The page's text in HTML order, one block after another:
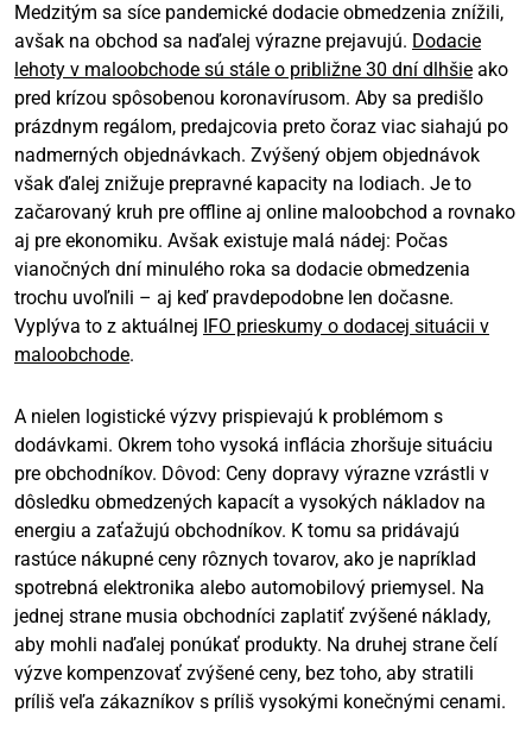
Medzitým sa síce pandemické dodacie obmedzenia znížili,
avšak na obchod sa naďalej výrazne prejavujú. Dodacie
lehoty v maloobchode sú stále o približne 30 dní dlhšie ako
pred krízou spôsobenou koronavírusom. Aby sa predišlo
prázdnym regálom, predajcovia preto čoraz viac siahajú po
nadmerných objednávkach. Zvýšený objem objednávok
však ďalej znižuje prepravné kapacity na lodiach. Je to
začarovaný kruh pre offline aj online maloobchod a rovnako
aj pre ekonomiku. Avšak existuje malá nádej: Počas
vianočných dní minulého roka sa dodacie obmedzenia
trochu uvoľnili – aj keď pravdepodobne len dočasne.
Vyplýva to z aktuálnej IFO prieskumy o dodacej situácii v
maloobchode.
A nielen logistické výzvy prispievajú k problémom s
dodávkami. Okrem toho vysoká inflácia zhoršuje situáciu
pre obchodníkov. Dôvod: Ceny dopravy výrazne vzrástli v
dôsledku obmedzených kapacít a vysokých nákladov na
energiu a zaťažujú obchodníkov. K tomu sa pridávajú
rastúce nákupné ceny rôznych tovarov, ako je napríklad
spotrebná elektronika alebo automobilový priemysel. Na
jednej strane musia obchodníci zaplatiť zvýšené náklady,
aby mohli naďalej ponúkať produkty. Na druhej strane čelí
výzve kompenzovať zvýšené ceny, bez toho, aby stratili
príliš veľa zákazníkov s príliš vysokými konečnými cenami.